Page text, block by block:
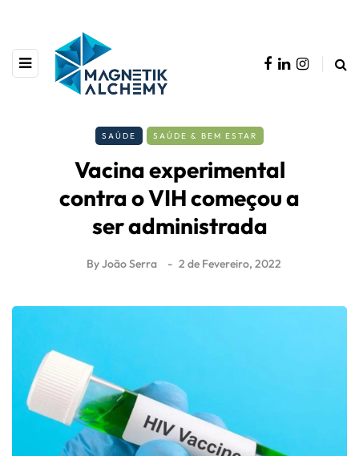
SAÚDE SAÚDE & BEM ESTAR
Vacina experimental
contra o VIH começou a
ser administrada
ByJoão Serra 2 de Fevereiro, 2022